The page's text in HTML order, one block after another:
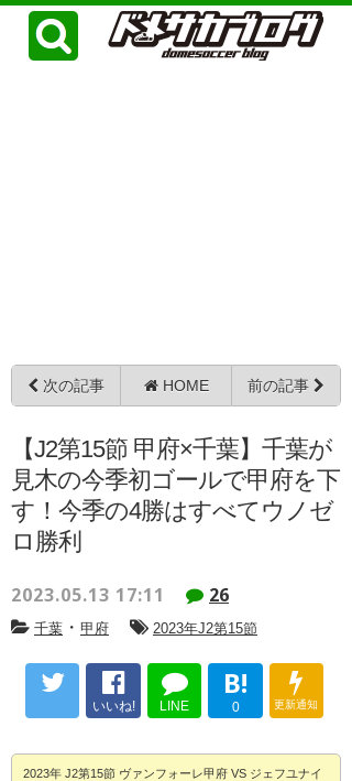
次の記事 HOME 前の記事
【J2第15節 甲府×千葉】千葉が
見木の今季初ゴールで甲府を下
す！今季の4勝はすべてウノゼ
ロ勝利
2023.05.13 17:11 26
千葉 ・ 甲府 2023年J2第15節
いいね! LINE
B!
0 更新通知
2023年 J2第15節 ヴァンフォーレ甲府 VS ジェフユナイ